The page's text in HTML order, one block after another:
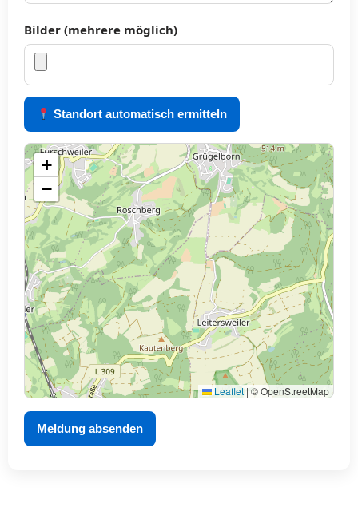
Bilder (mehrere möglich)
Standort automatisch ermitteln
+
−
Leaflet | © OpenStreetMap
Meldung absenden